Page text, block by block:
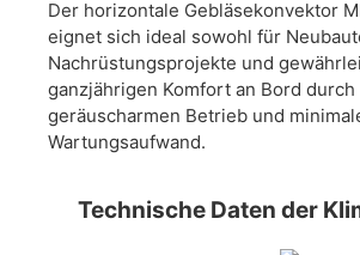
Der horizontale Gebläsekonvektor
eignet sich ideal sowohl für
Nachrüstungsprojekte und
ganzjährigen Komfort an Bord durch
geräuscharmen Betrieb und
Wartungsaufwand.
Technische Daten der